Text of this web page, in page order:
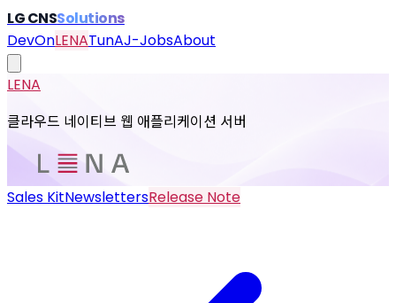
LG CNSSolutions
DevOnLENATunAJ-JobsAbout
LENA
클라우드 네이티브 웹 애플리케이션 서버
Sales KitNewslettersRelease Note